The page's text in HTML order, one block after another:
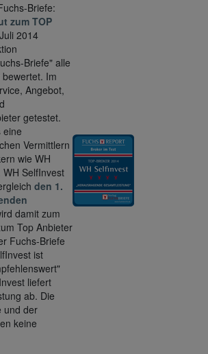
Briefe:
zum TOP
2014
Briefe" alle
Im
Angebot,
getestet.
eine
Vermittlern
wie WH
SelfInvest
den 1.
damit zum
Top Anbieter
Fuchs-Briefe
ist
liefert
ab. Die
und der
keine